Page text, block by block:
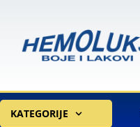
KATEGORIJE